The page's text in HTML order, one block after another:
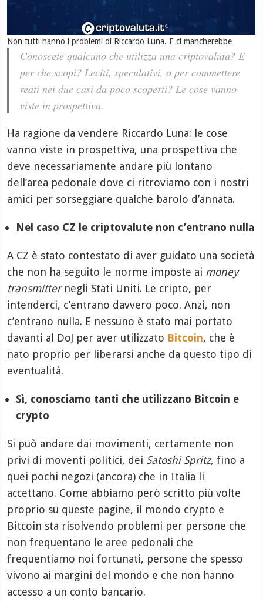
Non tutti hanno i problemi di Riccardo Luna. E ci mancherebbe
Conoscete qualcuno che utilizza una criptovaluta? E
per che scopi? Leciti, speculativi, o per commettere
reati nei due casi da poco scoperti? Le cose vanno
viste in prospettiva.
Ha ragione da vendere Riccardo Luna: le cose
vanno viste in prospettiva, una prospettiva che
deve necessariamente andare più lontano
dell’area pedonale dove ci ritroviamo con i nostri
amici per sorseggiare qualche barolo d’annata.
Nel caso CZ le criptovalute non c’entrano nulla
A CZ è stato contestato di aver guidato una società
che non ha seguito le norme imposte ai money
transmitternegli Stati Uniti. Le cripto, per
intenderci, c’entrano davvero poco. Anzi, non
c’entrano nulla. E nessuno è stato mai portato
davanti al DoJ per aver utilizzato Bitcoin, che è
nato proprio per liberarsi anche da questo tipo di
eventualità.
Sì, conosciamo tanti che utilizzano Bitcoin e
crypto
Si può andare dai movimenti, certamente non
privi di moventi politici, dei Satoshi Spritz, fino a
quei pochi negozi (ancora) che in Italia li
accettano. Come abbiamo però scritto più volte
proprio su queste pagine, il mondo crypto e
Bitcoin sta risolvendo problemi per persone che
non frequentano le aree pedonali che
frequentiamo noi fortunati, persone che spesso
vivono ai margini del mondo e che non hanno
accesso a un conto bancario.